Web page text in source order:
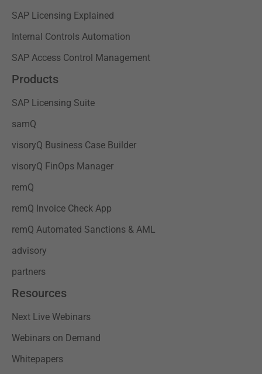
SAP Licensing Explained
Internal Controls Automation
SAP Access Control Management
Products
SAP Licensing Suite
samQ
visoryQ Business Case Builder
visoryQ FinOps Manager
remQ
remQ Invoice Check App
remQ Automated Sanctions & AML
advisory
partners
Resources
Next Live Webinars
Webinars on Demand
Whitepapers